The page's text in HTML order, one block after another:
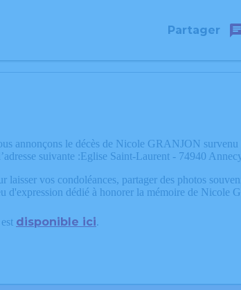
Partager
annonçons le décès de Nicole GRANJON
suivante :Eglise Saint-Laurent - 74940
laisser vos condoléances, partager des photos
d'expression dédié à honorer la mémoire de Nicole
disponible ici.